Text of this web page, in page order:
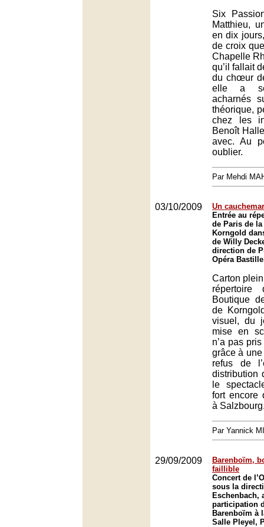
Six
Matthieu,
en dix
de croix
Chapelle
qu’il fallait
du chœur
elle a
acharnés
théorique,
chez les
Benoît
avec. Au
oublier.
Par Mehdi
03/10/2009
Un
Entrée au
de Paris de
Korngold
de Willy
direction de
Opéra
Carton
Boutique
de
visuel, du
mise en
n’a pas
grâce à
refus de
distribution
le
fort encore
à
Par Yannick
29/09/2009
Barenboïm,
faillible
Concert de
sous la
Eschenbach,
participation
Barenboïm à
Salle Pleyel,